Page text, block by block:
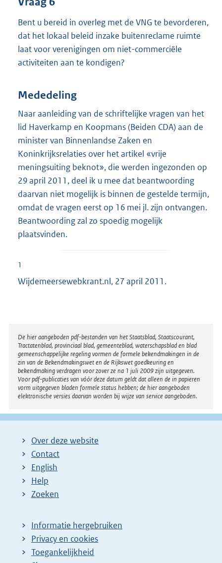
Bent u bereid in overleg met de VNG te bevorderen,
dat het lokaal beleid inzake buitenreclame ruimte
laat voor verenigingen om niet-commerciële
activiteiten aan te kondigen?
Mededeling
Naar aanleiding van de schriftelijke vragen van het
lid Haverkamp en Koopmans (Beiden CDA) aan de
minister van Binnenlandse Zaken en
Koninkrijksrelaties over het artikel «vrije
meningsuiting beknot», die werden ingezonden op
29 april 2011, deel ik u mee dat beantwoording
daarvan niet mogelijk is binnen de gestelde termijn,
omdat de vragen eerst op 16 mei jl. zijn ontvangen.
Beantwoording zal zo spoedig mogelijk
plaatsvinden.
1
Wijdemeersewebkrant.nl, 27 april 2011.
Disclaimer
De hier aangeboden pdf-bestanden van het Staatsblad, Staatscourant,
Tractatenblad, provinciaal blad, gemeenteblad, waterschapsblad en blad
gemeenschappelijke regeling vormen de formele bekendmakingen in de
zin van de Bekendmakingswet en de Rijkswet goedkeuring en
bekendmaking verdragen voor zover ze na 1 juli 2009 zijn uitgegeven.
Voor pdf-publicaties van vóór deze datum geldt dat alleen de in papieren
vorm uitgegeven bladen formele status hebben; de hier aangeboden
elektronische versies daarvan worden bij wijze van service aangeboden.
Over deze website
Contact
English
Help
Zoeken
Informatie hergebruiken
Privacy en cookies
Toegankelijkheid